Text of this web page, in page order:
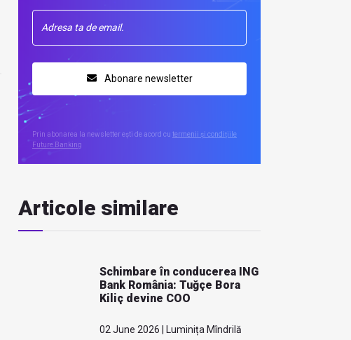
Abonare newsletter
Prin abonarea la newsletter ești de acord cu termenii și condițiile
Future Banking
Articole similare
Schimbare în conducerea ING
Bank România: Tuğçe Bora
Kiliç devine COO
02 June 2026 | Luminița Mîndrilă